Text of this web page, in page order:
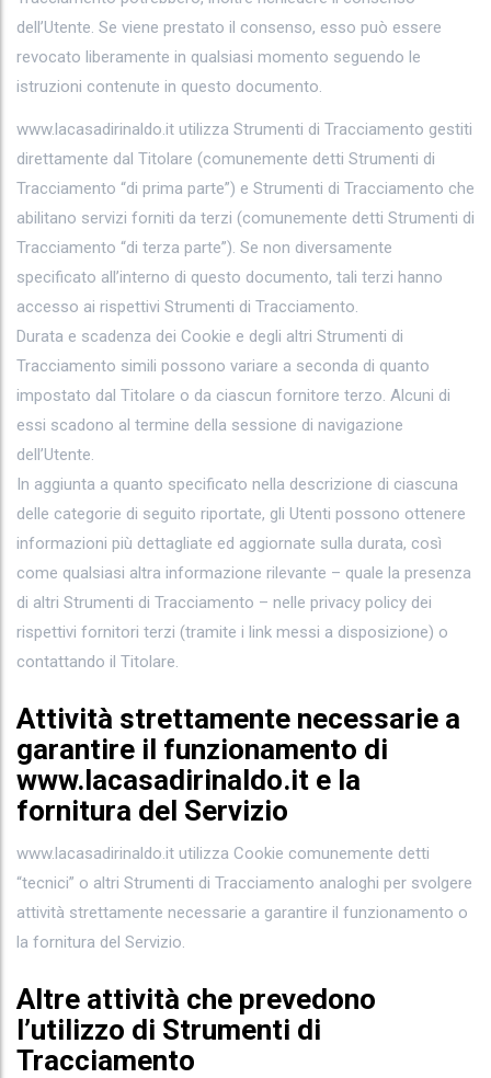
dell’Utente. Se viene prestato il consenso, esso può essere
revocato liberamente in qualsiasi momento seguendo le
istruzioni contenute in questo documento.
www.lacasadirinaldo.it utilizza Strumenti di Tracciamento gestiti
direttamente dal Titolare (comunemente detti Strumenti di
Tracciamento “di prima parte”) e Strumenti di Tracciamento che
abilitano servizi forniti da terzi (comunemente detti Strumenti di
Tracciamento “di terza parte”). Se non diversamente
specificato all’interno di questo documento, tali terzi hanno
accesso ai rispettivi Strumenti di Tracciamento.
Durata e scadenza dei Cookie e degli altri Strumenti di
Tracciamento simili possono variare a seconda di quanto
impostato dal Titolare o da ciascun fornitore terzo. Alcuni di
essi scadono al termine della sessione di navigazione
dell’Utente.
In aggiunta a quanto specificato nella descrizione di ciascuna
delle categorie di seguito riportate, gli Utenti possono ottenere
informazioni più dettagliate ed aggiornate sulla durata, così
come qualsiasi altra informazione rilevante – quale la presenza
di altri Strumenti di Tracciamento – nelle privacy policy dei
rispettivi fornitori terzi (tramite i link messi a disposizione) o
contattando il Titolare.
Attività strettamente necessarie a
garantire il funzionamento di
www.lacasadirinaldo.it e la
fornitura del Servizio
www.lacasadirinaldo.it utilizza Cookie comunemente detti
“tecnici” o altri Strumenti di Tracciamento analoghi per svolgere
attività strettamente necessarie a garantire il funzionamento o
la fornitura del Servizio.
Altre attività che prevedono
l’utilizzo di Strumenti di
Tracciamento